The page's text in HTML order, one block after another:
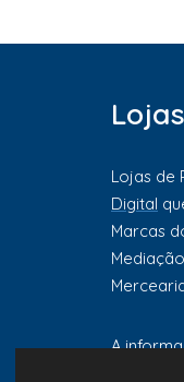
Lojas de
Digital
Marcas
A